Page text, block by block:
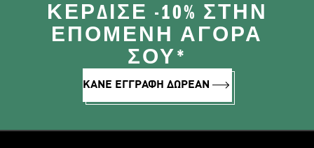
ΚΈΡΔΙΣΕ -10% ΣΤΗΝ
ΕΠΌΜΕΝΗ ΑΓΟΡΆ
ΣΟΥ*
ΚΑΝΕ ΕΓΓΡΑΦΗ ΔΩΡΕΑΝ